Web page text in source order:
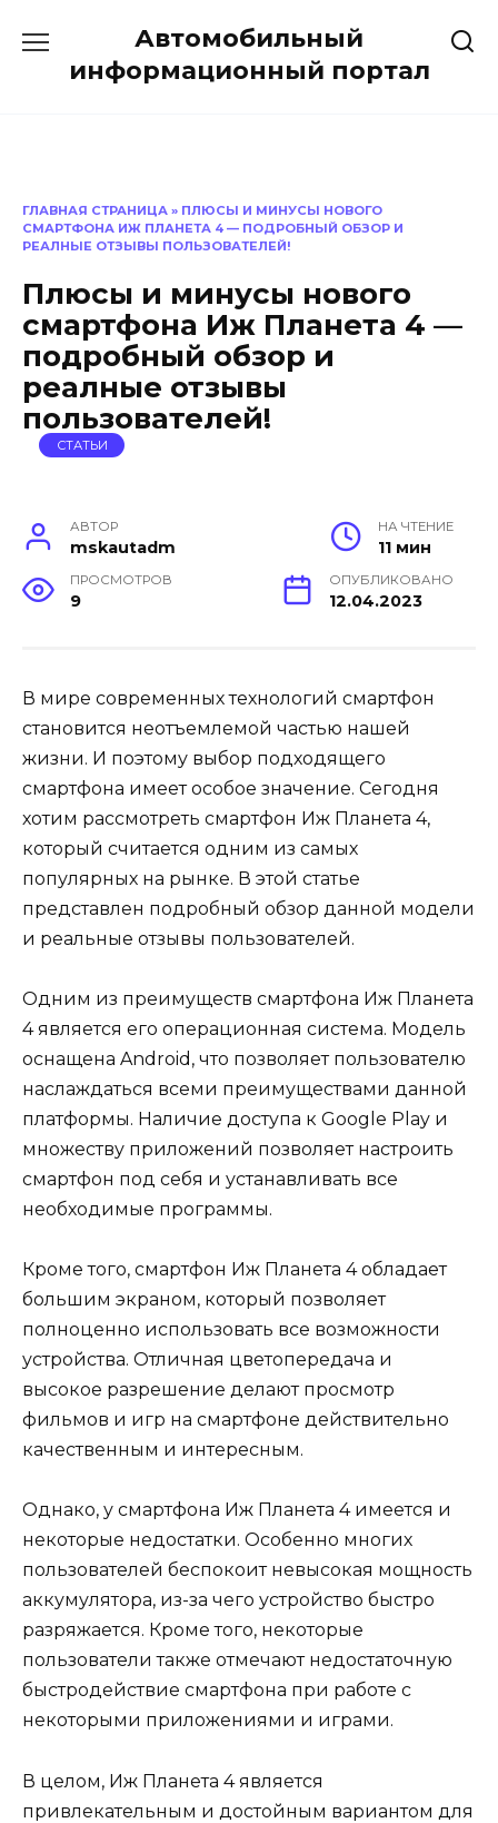
содержанию
Автомобильный
информационный портал
ГЛАВНАЯ СТРАНИЦА » ПЛЮСЫ И МИНУСЫ НОВОГО
СМАРТФОНА ИЖ ПЛАНЕТА 4 — ПОДРОБНЫЙ ОБЗОР И
РЕАЛНЫЕ ОТЗЫВЫ ПОЛЬЗОВАТЕЛЕЙ!
Плюсы и минусы нового
смартфона Иж Планета 4 —
подробный обзор и
реалные отзывы
пользователей!
СТАТЬИ
АВТОР
mskautadm
НА ЧТЕНИЕ
11 мин
ПРОСМОТРОВ
9
ОПУБЛИКОВАНО
12.04.2023
В мире современных технологий смартфон
становится неотъемлемой частью нашей
жизни. И поэтому выбор подходящего
смартфона имеет особое значение. Сегодня
хотим рассмотреть смартфон Иж Планета 4,
который считается одним из самых
популярных на рынке. В этой статье
представлен подробный обзор данной модели
и реальные отзывы пользователей.
Одним из преимуществ смартфона Иж Планета
4 является его операционная система. Модель
оснащена Android, что позволяет пользователю
наслаждаться всеми преимуществами данной
платформы. Наличие доступа к Google Play и
множеству приложений позволяет настроить
смартфон под себя и устанавливать все
необходимые программы.
Кроме того, смартфон Иж Планета 4 обладает
большим экраном, который позволяет
полноценно использовать все возможности
устройства. Отличная цветопередача и
высокое разрешение делают просмотр
фильмов и игр на смартфоне действительно
качественным и интересным.
Однако, у смартфона Иж Планета 4 имеется и
некоторые недостатки. Особенно многих
пользователей беспокоит невысокая мощность
аккумулятора, из-за чего устройство быстро
разряжается. Кроме того, некоторые
пользователи также отмечают недостаточную
быстродействие смартфона при работе с
некоторыми приложениями и играми.
В целом, Иж Планета 4 является
привлекательным и достойным вариантом для